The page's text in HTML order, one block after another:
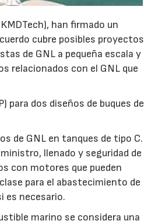
han firmado un
cubre posibles proyectos
de GNL a pequeña escala y
relacionados con el GNL que
para dos diseños de buques de
de GNL en tanques de tipo C.
llenado y seguridad de
con motores que pueden
para el abastecimiento de
es necesario.
marino se considera una